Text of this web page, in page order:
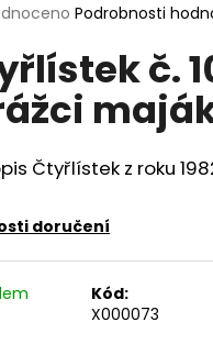
Podrobnosti
č.
Čtyřlístek z roku
doručení
Kód:
X000073